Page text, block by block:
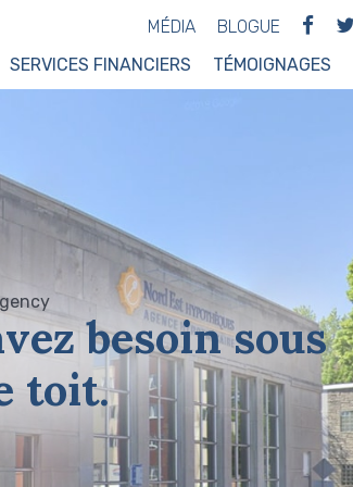
MÉDIA
BLOGUE
SERVICES FINANCIERS TÉMOIGNAGES
besoin sous
toit.